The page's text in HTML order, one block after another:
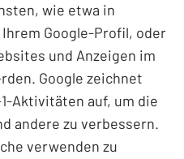
wie etwa in
Google-Profil, oder
und Anzeigen im
Google zeichnet
Aktivitäten auf, um die
andere zu verbessern.
verwenden zu